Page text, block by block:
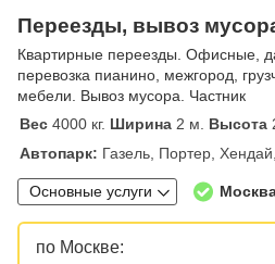
Переезды, вывоз
Квартирные переезды. Офисные,
перевозка пианино, межгород,
мебели. Вывоз мусора. Частник
Вес 4000 кг. Ширина 2 м. Высота
Автопарк: Газель, Портер,
Основные услуги
по Москве: